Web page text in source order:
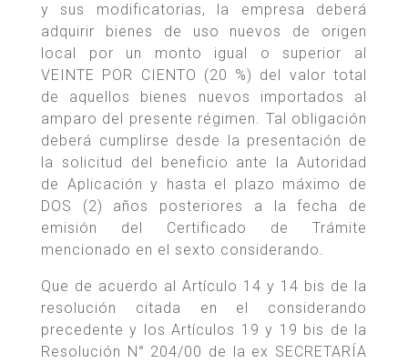
y sus modificatorias, la empresa deberá
adquirir bienes de uso nuevos de origen
local por un monto igual o superior al
VEINTE POR CIENTO (20 %) del valor total
de aquellos bienes nuevos importados al
amparo del presente régimen. Tal obligación
deberá cumplirse desde la presentación de
la solicitud del beneficio ante la Autoridad
de Aplicación y hasta el plazo máximo de
DOS (2) años posteriores a la fecha de
emisión del Certificado de Trámite
mencionado en el sexto considerando.
Que de acuerdo al Artículo 14 y 14 bis de la
resolución citada en el considerando
precedente y los Artículos 19 y 19 bis de la
Resolución N° 204/00 de la ex SECRETARÍA